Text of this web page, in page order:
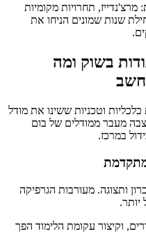
תחרויות מקומיות
שנות שמונים הניחו את
בשוק ומה
וטכניות ששינו את מודל
מעבר ממודלים של בום
במרכז.
ותצוגה. מעורבות הגרפיקה
יותר.
וקיצור עקומת הלימוד הפך